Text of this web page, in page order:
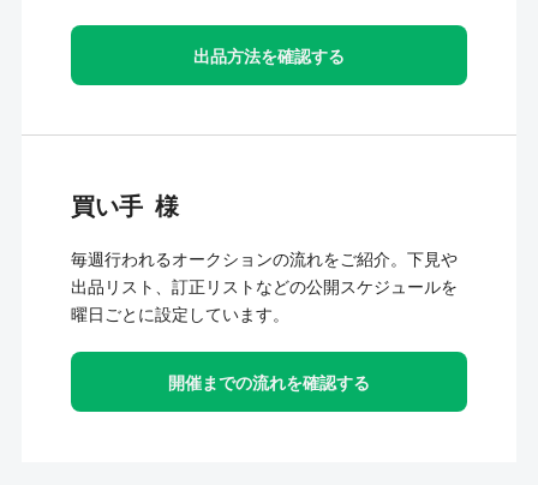
出品方法を確認する
買い手
毎週行われるオークションの流れをご紹介。下見や
出品リスト、訂正リストなどの公開スケジュールを
曜日ごとに設定しています。
開催までの流れを確認する